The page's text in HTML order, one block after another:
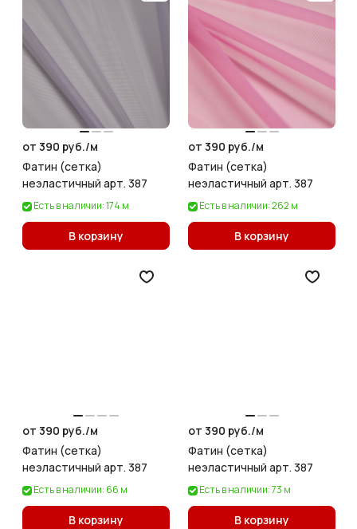
от 390 руб./м
Фатин (сетка)
неэластичный арт. 387
Есть в наличии: 174 м
В корзину
от 390 руб./м
Фатин (сетка)
неэластичный арт. 387
Есть в наличии: 262 м
В корзину
от 390 руб./м
Фатин (сетка)
неэластичный арт. 387
Есть в наличии: 66 м
В корзину
от 390 руб./м
Фатин (сетка)
неэластичный арт. 387
Есть в наличии: 73 м
В корзину